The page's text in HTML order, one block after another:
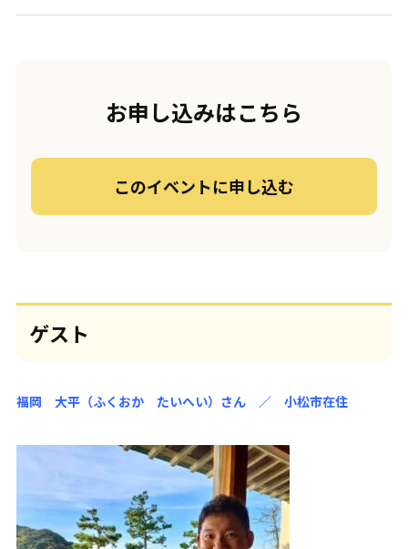
お申し込みはこちら
このイベントに申し込む
ゲスト
福岡 大平（ふくおか たいへい） さん ／ 小松市在住